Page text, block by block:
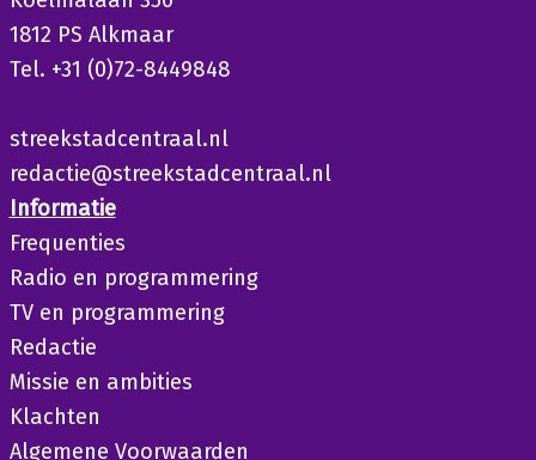
1812 PS Alkmaar
Tel. +31 (0)72-8449848
streekstadcentraal.nl
redactie@streekstadcentraal.nl
Informatie
Frequenties
Radio en programmering
TV en programmering
Redactie
Missie en ambities
Klachten
Algemene Voorwaarden